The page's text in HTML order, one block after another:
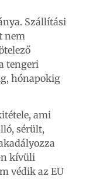
Szállítási
nem
tengeri
hónapokig
ami
sérült,
n kívüli
védik az EU